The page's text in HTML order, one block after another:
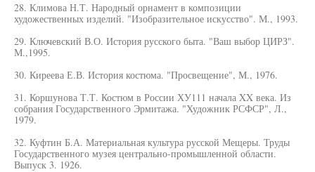
28. Климова Н.Т. Народный орнамент в композиции
художественных изделий. "Изобразительное искусство". М., 1993.
29. Ключевский В.О. История русского быта. "Ваш выбор ЦИРЗ".
М.,1995.
30. Киреева Е.В. История костюма. "Просвещение", М., 1976.
31. Коршунова Т.Т. Костюм в России ХУ111 начала XX века. Из
собрания Государственного Эрмитажа. "Художник РСФСР", Л.,
1979.
32. Куфтин Б.А. Материальная культура русской Мещеры. Труды
Государственного музея центрально-промышленной области.
Выпуск 3. 1926.